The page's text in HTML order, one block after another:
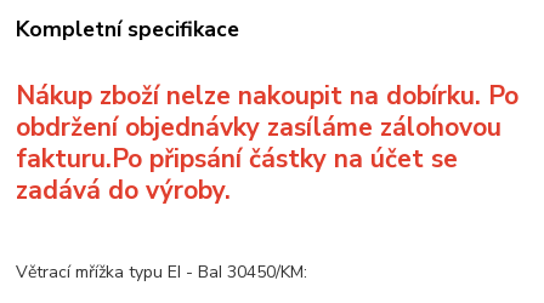
Kompletní specifikace
Nákup zboží nelze nakoupit na dobírku. Po
obdržení objednávky zasíláme zálohovou
fakturu.Po připsání částky na účet se
zadává do výroby.
Větrací mřížka typu EI - BaI 30450/KM: